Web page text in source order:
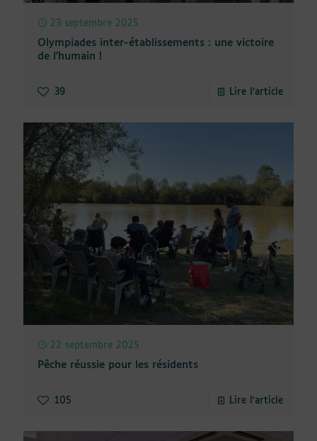
23 septembre 2025
Olympiades inter-établissements : une victoire
de l’humain !
39 Lire l'article
22 septembre 2025
Pêche réussie pour les résidents
105 Lire l'article